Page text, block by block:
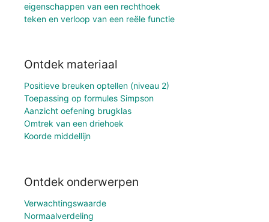
eigenschappen van een rechthoek
teken en verloop van een reële functie
Ontdek materiaal
Positieve breuken optellen (niveau 2)
Toepassing op formules Simpson
Aanzicht oefening brugklas
Omtrek van een driehoek
Koorde middellijn
Ontdek onderwerpen
Verwachtingswaarde
Normaalverdeling